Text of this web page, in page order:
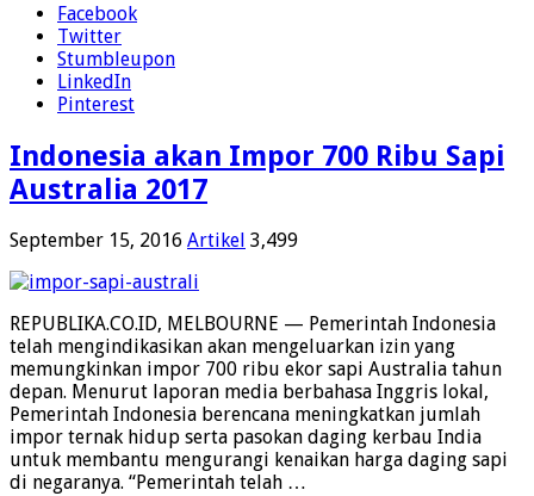
Facebook
Twitter
Stumbleupon
LinkedIn
Pinterest
Indonesia akan Impor 700 Ribu Sapi
Australia 2017
September 15, 2016 Artikel 3,499
REPUBLIKA.CO.ID, MELBOURNE — Pemerintah Indonesia
telah mengindikasikan akan mengeluarkan izin yang
memungkinkan impor 700 ribu ekor sapi Australia tahun
depan. Menurut laporan media berbahasa Inggris lokal,
Pemerintah Indonesia berencana meningkatkan jumlah
impor ternak hidup serta pasokan daging kerbau India
untuk membantu mengurangi kenaikan harga daging sapi
di negaranya. “Pemerintah telah …